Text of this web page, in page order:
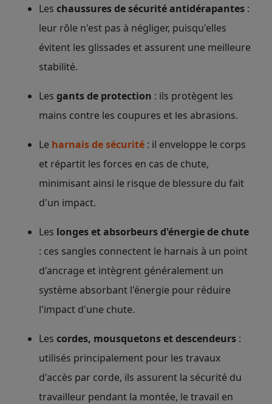
Les chaussures de sécurité antidérapantes :
leur rôle n'est pas à négliger, puisqu'elles
évitent les glissades et assurent une meilleure
stabilité.
Les gants de protection : ils protègent les
mains contre les coupures et les abrasions.
Le harnais de sécurité : il enveloppe le corps
et répartit les forces en cas de chute,
minimisant ainsi le risque de blessure du fait
d'un impact.
Les longes et absorbeurs d'énergie de chute
: ces sangles connectent le harnais à un point
d'ancrage et intègrent généralement un
système absorbant l'énergie pour réduire
l'impact d'une chute.
Les cordes, mousquetons et descendeurs :
utilisés principalement pour les travaux
d'accès par corde, ils assurent la sécurité du
travailleur pendant la montée, le travail en